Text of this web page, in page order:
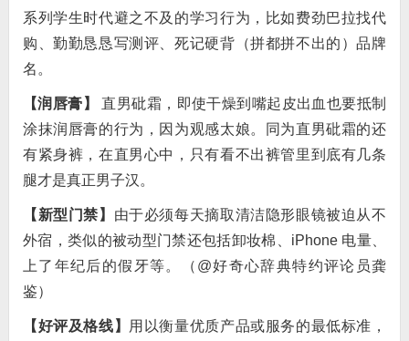
系列学生时代避之不及的学习行为，比如费劲巴拉找代
购、勤勤恳恳写测评、死记硬背（拼都拼不出的）品牌
名。
【润唇膏】
直男砒霜，即使干燥到嘴起皮出血也要抵制
涂抹润唇膏的行为，因为观感太娘。同为直男砒霜的还
有紧身裤，在直男心中，只有看不出裤管里到底有几条
腿才是真正男子汉。
【新型门禁】 由于必须每天摘取清洁隐形眼镜被迫从不
外宿，类似的被动型门禁还包括卸妆棉、iPhone 电量、
上了年纪后的假牙等。（@好奇心辞典特约评论员龚
鉴）
【好评及格线】
用以衡量优质产品或服务的最低标准，